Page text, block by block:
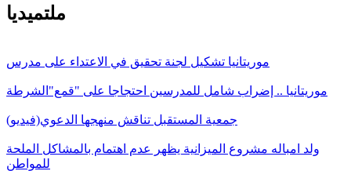
ملتميديا
موريتانيا تشكيل لجنة تحقيق في الاعتداء على مدرس
موريتانيا .. إضراب شامل للمدرسين احتجاجا على "قمع"الشرطة
جمعية المستقبل تناقش منهجها الدعوي(فيديو)
ولد امباله مشروع الميزانية يظهر عدم اهتمام بالمشاكل الملحة
للمواطن